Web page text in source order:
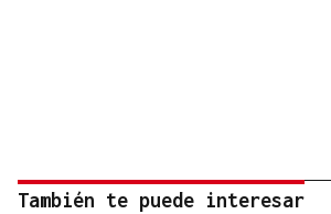
También te puede interesar